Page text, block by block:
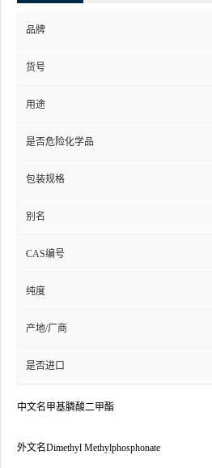
品牌
货号
用途
是否危险化学品
包装规格
别名
CAS编号
纯度
产地/厂商
是否进口
中文名甲基膦酸二甲酯
外文名Dimethyl Methylphosphonate